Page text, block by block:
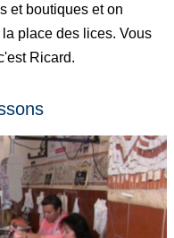
et boutiques et on
place des lices. Vous
Ricard.